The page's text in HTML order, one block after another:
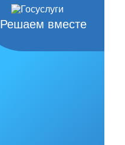
Решаем вместе